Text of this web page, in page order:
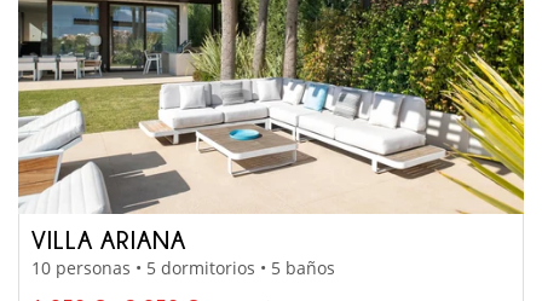
VILLA ARIANA
10 personas • 5 dormitorios • 5 baños